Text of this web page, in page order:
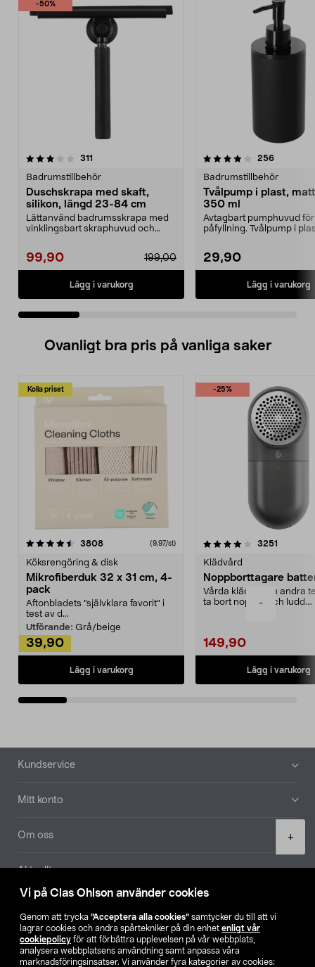
Vi på Clas Ohlson använder cookies
Genom att trycka ”Acceptera alla cookies” samtycker du till att vi
lagrar cookies och andra spårtekniker på din enhet enligt vår
cookiepolicy för att förbättra upplevelsen på vår webbplats,
analysera webbplatsens användning samt anpassa våra
marknadsföringsinsatser. Vi använder fyra kategorier av cookies:
-
+
-50%
311
Badrumstillbehör
Duschskrapa med skaft,
silikon, längd 23-84 cm
Lättanvänd badrumsskrapa med
vinklingsbart skraphuvud och
99,90 199,00
Lägg i varukorg
4.0 av 5 stjärnor 256
Badrumstillbehör
Tvålpump i plast,
350 ml
Avtagbart pumphuvud
påfyllning. Tvålpump i
29,90
Lägg i varukorg
4.5 av 5 stjärnor
Ovanligt bra pris på vanliga saker
Kolla priset
3808recensioner (9,97/st)
Köksrengöring & disk
Mikrofiberduk 32 x 31 cm, 4-
pack
Aftonbladets "självklara favorit” i
test av d...
Utförande: Grå/beige
39,90
Lägg i varukorg
-25%
4.0av 5 stjärnor 3251
Klädvård
Noppborttagare
Vårda kläder och andra
ta bort noppor och ludd.
149,90
Lägg i varukorg
4.5av 5 stjärnor
Sidfot
Kundservice
Mitt konto
Om oss
Aktuellt
Hitta butik